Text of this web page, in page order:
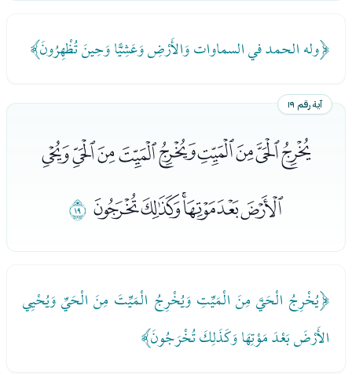
﴿وله الحمد في السماوات وَالأَرْضِ وَعَشِيًّا وَحِينَ تُظْهِرُونَ﴾
آية رقم ١٩
ﭭﭮﭯﭰﭱﭲﭳﭴﭵ
ﭶﭷﭸﭹﭺﭻﭼ
﴿يُخْرِجُ الْحَيَّ مِنَ الْمَيِّتِ وَيُخْرِجُ الْمَيِّتَ مِنَ الْحَيِّ وَيُحْيِي
الأَرْضَ بَعْدَ مَوْتِهَا وَكَذَلِكَ تُخْرَجُونَ﴾